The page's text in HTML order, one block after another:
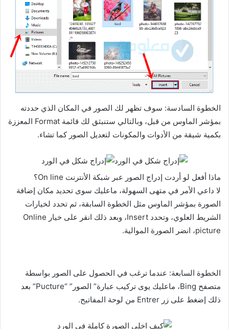
الخطوة السادسة: سوف تظهر لك الصور في المكان الذي حددته
بمؤشر الماوس من قبل، وبالتالي ستنبثق لك قائمة Format المعززة
بكمية شيقة من الأدوات والمكونات لتعديل الصور كما تشاء.
ماذا أفعل لو أردت إدراج الصور عبر شبكة الأنترنت On line؟
لا داعي الأمر في متهى السهولة، ماعليك سوى تحديد مكان إضافة
الصورة بمؤشر الماوس مثل الخطوة السابقة، ثم تحدد لخيارات
الشريط العلوي، وتحدد Insert، وبعد ذلك انقر على خيار Online
picture، انضر الصورة الموالية.
الخطوة السابعة: عندما ترغب في الحصول على الصور بواسطة
متصفح Bing، ماعليك يوى تركيب عبارة” الصور” “Pucture” بعد
ذلك إضغط على زر Entrer من لوحة المفاتيح.